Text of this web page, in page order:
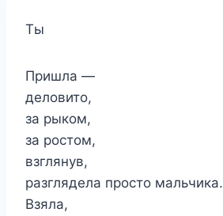
Ты
Пришла —
деловито,
за рыком,
за ростом,
взглянув,
разглядела просто мальчика.
Взяла,